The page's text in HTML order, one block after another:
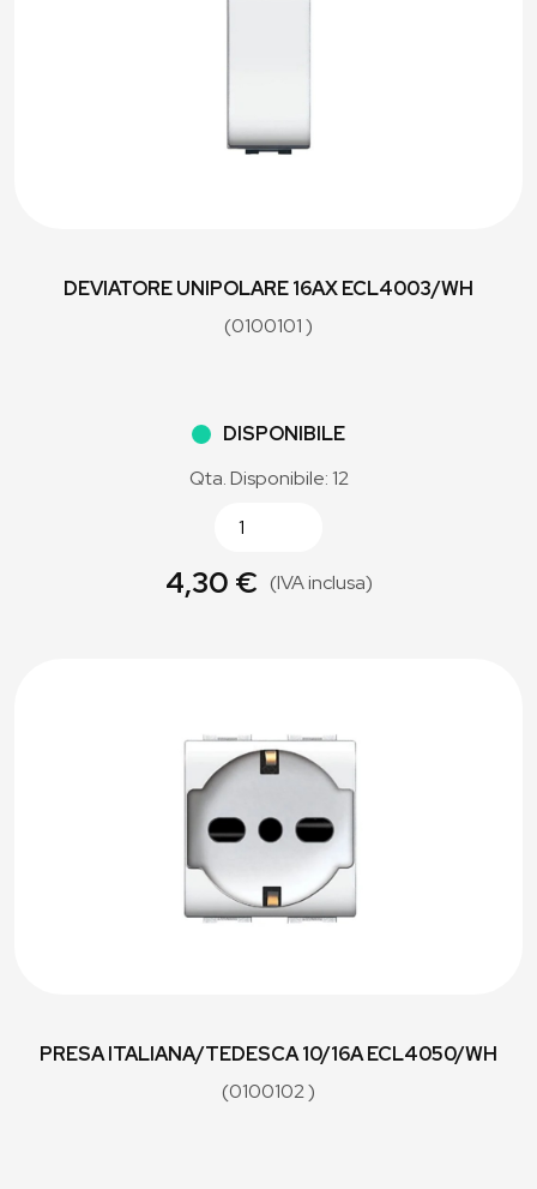
DEVIATORE UNIPOLARE 16AX ECL4003/WH
(0100101 )
DISPONIBILE
Qta. Disponibile: 12
4,30 € (IVA inclusa)
PRESA ITALIANA/TEDESCA 10/16A ECL4050/WH
(0100102 )